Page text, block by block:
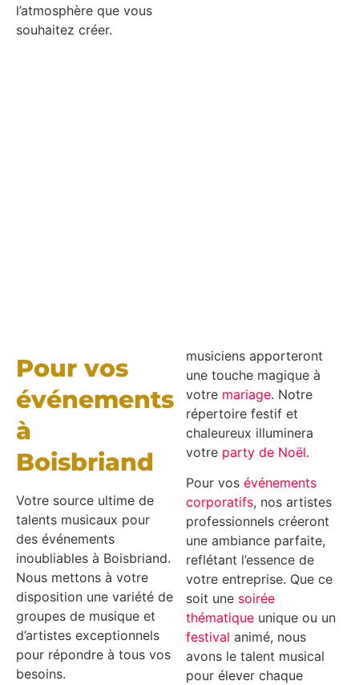
l’atmosphère que vous
souhaitez créer.
Pour vos
événements
à
Boisbriand
Votre source ultime de
talents musicaux pour
des événements
inoubliables à Boisbriand.
Nous mettons à votre
disposition une variété de
groupes de musique et
d’artistes exceptionnels
pour répondre à tous vos
besoins.
musiciens apporteront
une touche magique à
votre mariage. Notre
répertoire festif et
chaleureux illuminera
votre party de Noël.
Pour vos événements
corporatifs, nos artistes
professionnels créeront
une ambiance parfaite,
reflétant l’essence de
votre entreprise. Que ce
soit une soirée
thématique unique ou un
festival animé, nous
avons le talent musical
pour élever chaque